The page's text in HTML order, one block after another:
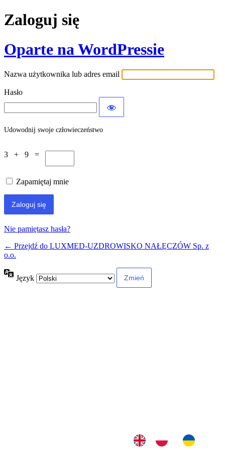
Zaloguj się
Oparte na WordPressie
Nazwa użytkownika lub adres email
Hasło
Udowodnij swoje człowieczeństwo
3 + 9 =
Zapamiętaj mnie
Nie pamiętasz hasła?
← Przejdź do LUXMED-UZDROWISKO NAŁĘCZÓW Sp. z
o.o.
Język